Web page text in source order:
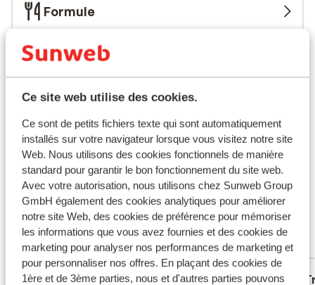
Ce site web utilise des cookies.
Ce sont de petits fichiers texte qui sont automatiquement
installés sur votre navigateur lorsque vous visitez notre site
Web. Nous utilisons des cookies fonctionnels de manière
standard pour garantir le bon fonctionnement du site web.
Avec votre autorisation, nous utilisons chez Sunweb Group
GmbH également des cookies analytiques pour améliorer
notre site Web, des cookies de préférence pour mémoriser
les informations que vous avez fournies et des cookies de
marketing pour analyser nos performances de marketing et
pour personnaliser nos offres. En plaçant des cookies de
1ère et de 3ème parties, nous et d'autres parties pouvons
séjour. Le soir, vous pourrez déguster un délicieux
repas dans l'un des restaurants ou vous asseoir au bar.
La plage et le centre sont facilement accessibles. Bon
séjour!
Formule
Infos vol
Certifié durable
Ce que les clients pensent
Ce sont des avis clients 100 % authentiques qui
reflètent fidèlement leur expérience avec notre
produit.En savoir plus sur les avis
8.7 Excellent
20 avis
Réservé principalement par couples
10 Excellent
9 févr. 2026
7.9